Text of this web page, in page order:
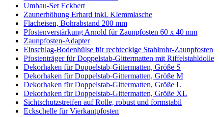
Umbau-Set Eckbert
Zaunerhöhung Erhard inkl. Klemmlasche
Flacheisen, Bohrabstand 200 mm
Pfostenverstärkung Arnold für Zaunpfosten 60 x 40 mm
Zaunpfosten-Adapter
Einschlag-Bodenhülse für rechteckige Stahlrohr-Zaunpfosten
Pfostenträger für Doppelstab-Gittermatten mit Riffelstahldolle
Dekorhaken für Doppelstab-Gittermatten, Größe S
Dekorhaken für Doppelstab-Gittermatten, Größe M
Dekorhaken für Doppelstab-Gittermatten, Größe L
Dekorhaken für Doppelstab-Gittermatten, Größe XL
Sichtschutzstreifen auf Rolle, robust und formstabil
Eckschelle für Vierkantpfosten